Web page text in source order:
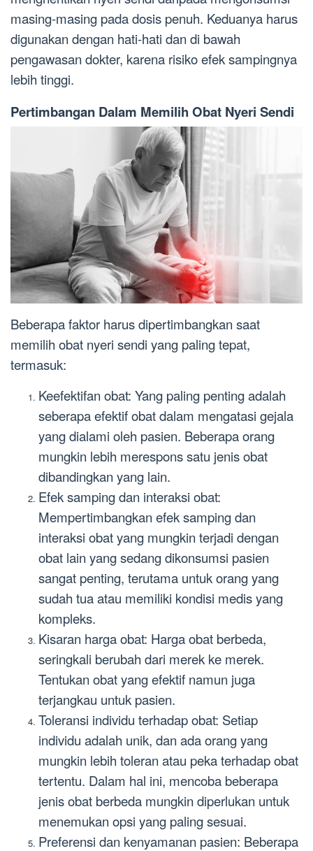
masing-masing pada dosis penuh. Keduanya harus
digunakan dengan hati-hati dan di bawah
pengawasan dokter, karena risiko efek sampingnya
lebih tinggi.
Pertimbangan Dalam Memilih Obat Nyeri Sendi
Beberapa faktor harus dipertimbangkan saat
memilih obat nyeri sendi yang paling tepat,
termasuk:
Keefektifan obat: Yang paling penting adalah
seberapa efektif obat dalam mengatasi gejala
yang dialami oleh pasien. Beberapa orang
mungkin lebih merespons satu jenis obat
dibandingkan yang lain.
Efek samping dan interaksi obat:
Mempertimbangkan efek samping dan
interaksi obat yang mungkin terjadi dengan
obat lain yang sedang dikonsumsi pasien
sangat penting, terutama untuk orang yang
sudah tua atau memiliki kondisi medis yang
kompleks.
Kisaran harga obat: Harga obat berbeda,
seringkali berubah dari merek ke merek.
Tentukan obat yang efektif namun juga
terjangkau untuk pasien.
Toleransi individu terhadap obat: Setiap
individu adalah unik, dan ada orang yang
mungkin lebih toleran atau peka terhadap obat
tertentu. Dalam hal ini, mencoba beberapa
jenis obat berbeda mungkin diperlukan untuk
menemukan opsi yang paling sesuai.
Preferensi dan kenyamanan pasien: Beberapa